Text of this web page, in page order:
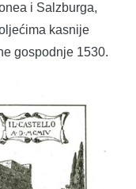
i Salzburga,
kasnije
gospodnje 1530.